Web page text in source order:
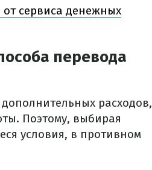
сервиса денежных
перевода
расходов,
Поэтому, выбирая
условия, в противном